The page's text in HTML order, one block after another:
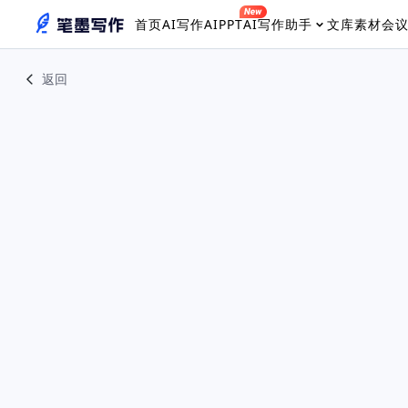
首页AI写作AIPPTAI写作助手 文库素材会
返回